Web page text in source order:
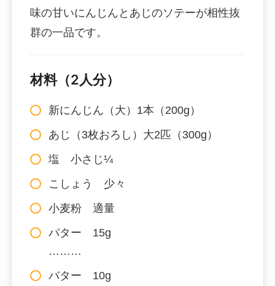
味の甘いにんじんとあじのソテーが相性抜
群の一品です。
材料（2人分）
新にんじん（大）1本（200g）
あじ（3枚おろし）大2匹（300g）
塩 小さじ¼
こしょう 少々
小麦粉 適量
バター 15g
………
バター 10g